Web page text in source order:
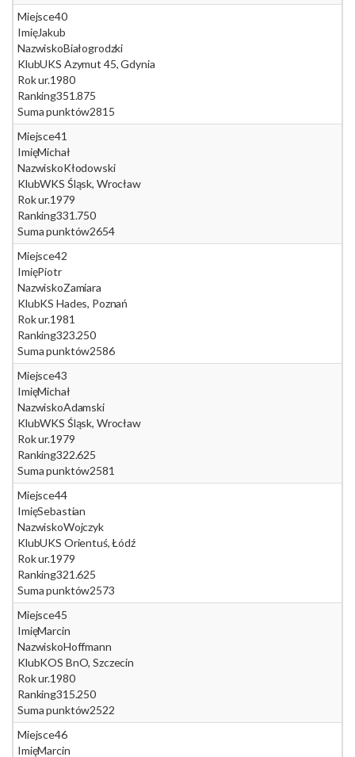
Miejsce40
ImięJakub
NazwiskoBiałogrodzki
KlubUKS Azymut 45, Gdynia
Rok ur.1980
Ranking351.875
Suma punktów2815
Miejsce41
ImięMichał
NazwiskoKłodowski
KlubWKS Śląsk, Wrocław
Rok ur.1979
Ranking331.750
Suma punktów2654
Miejsce42
ImięPiotr
NazwiskoZamiara
KlubKS Hades, Poznań
Rok ur.1981
Ranking323.250
Suma punktów2586
Miejsce43
ImięMichał
NazwiskoAdamski
KlubWKS Śląsk, Wrocław
Rok ur.1979
Ranking322.625
Suma punktów2581
Miejsce44
ImięSebastian
NazwiskoWojczyk
KlubUKS Orientuś, Łódź
Rok ur.1979
Ranking321.625
Suma punktów2573
Miejsce45
ImięMarcin
NazwiskoHoffmann
KlubKOS BnO, Szczecin
Rok ur.1980
Ranking315.250
Suma punktów2522
Miejsce46
ImięMarcin